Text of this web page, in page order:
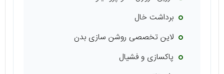
برداشت خال
لاین تخصصی روشن سازی بدن
پاکسازی و فشیال